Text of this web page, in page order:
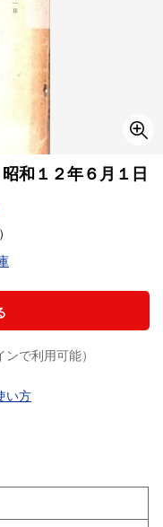
和１２年６月１日
で利用可能）
い方